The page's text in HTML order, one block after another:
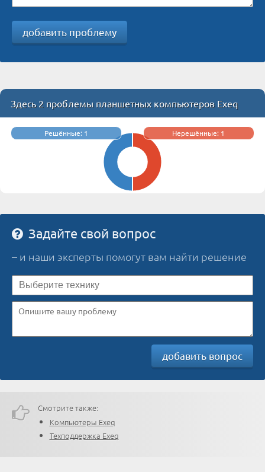
добавить проблему
Здесь 2 проблемы планшетных компьютеров Exeq
Решённые: 1 Нерешённые: 1
Задайте свой вопрос
– и наши эксперты помогут вам найти решение
добавить вопрос
Смотрите также:
Компьютеры Exeq
Техподдержка Exeq